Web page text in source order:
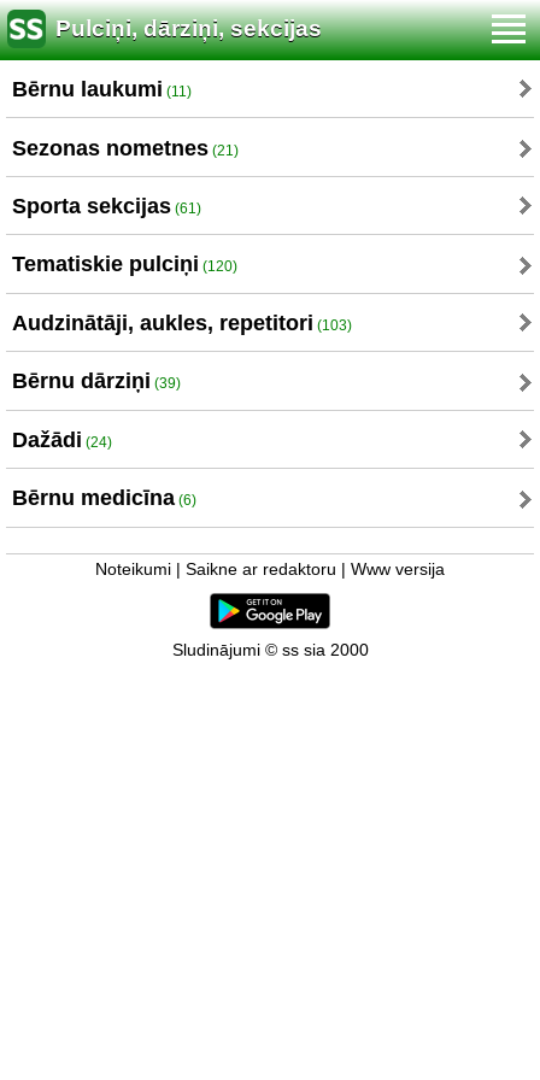
Pulciņi, dārziņi, sekcijas
Bērnu laukumi (11)
Sezonas nometnes (21)
Sporta sekcijas (61)
Tematiskie pulciņi (120)
Audzinātāji, aukles, repetitori (103)
Bērnu dārziņi (39)
Dažādi (24)
Bērnu medicīna (6)
Noteikumi Saikne ar redaktoru Www versija
Sludinājumi © ss sia 2000